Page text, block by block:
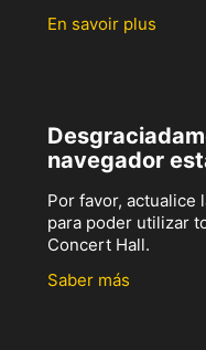
En savoir plus
navegador
Por favor, actualice
para poder utilizar
Concert Hall.
Saber más